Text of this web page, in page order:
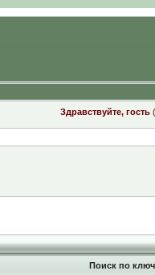
Здравствуйте, гость (
Поиск по